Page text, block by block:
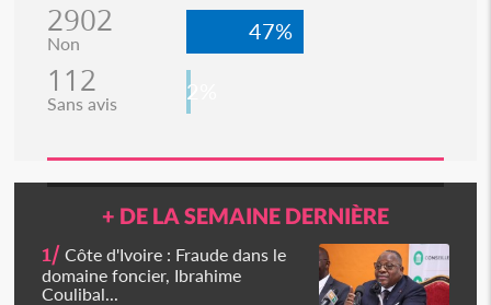
2902
Non 47%
112
Sans avis 2%
+ DE LA SEMAINE DERNIÈRE
1/ Côte d'Ivoire : Fraude dans le
domaine foncier, Ibrahime
Coulibal...